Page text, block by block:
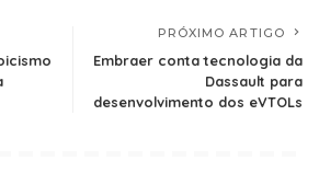
PRÓXIMO ARTIGO
Embraer conta tecnologia da
Dassault para
desenvolvimento dos eVTOLs